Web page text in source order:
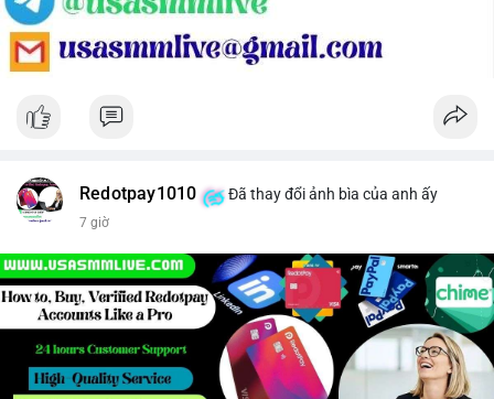
Redotpay1010 Đã thay đổi ảnh bìa của anh ấy
7 giờ